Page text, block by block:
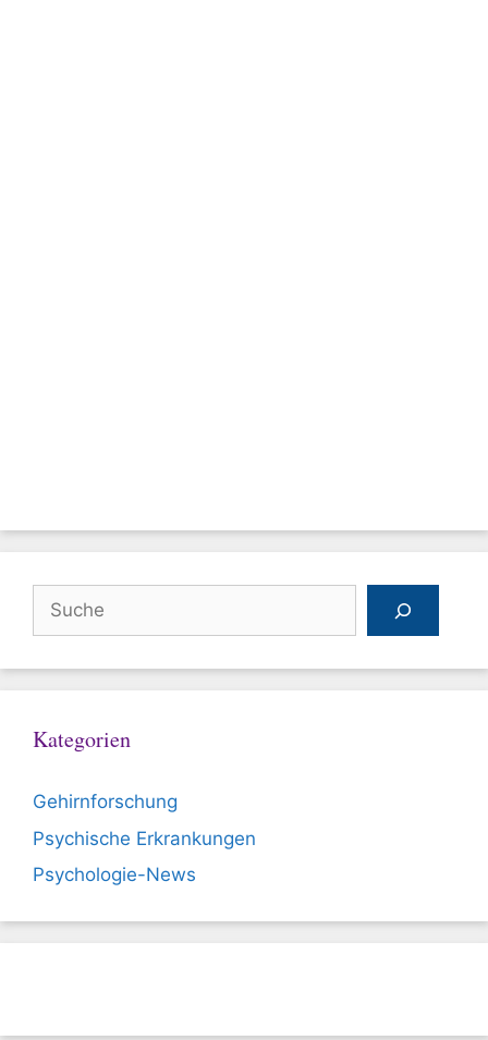
Suchen
Kategorien
Gehirnforschung
Psychische Erkrankungen
Psychologie-News